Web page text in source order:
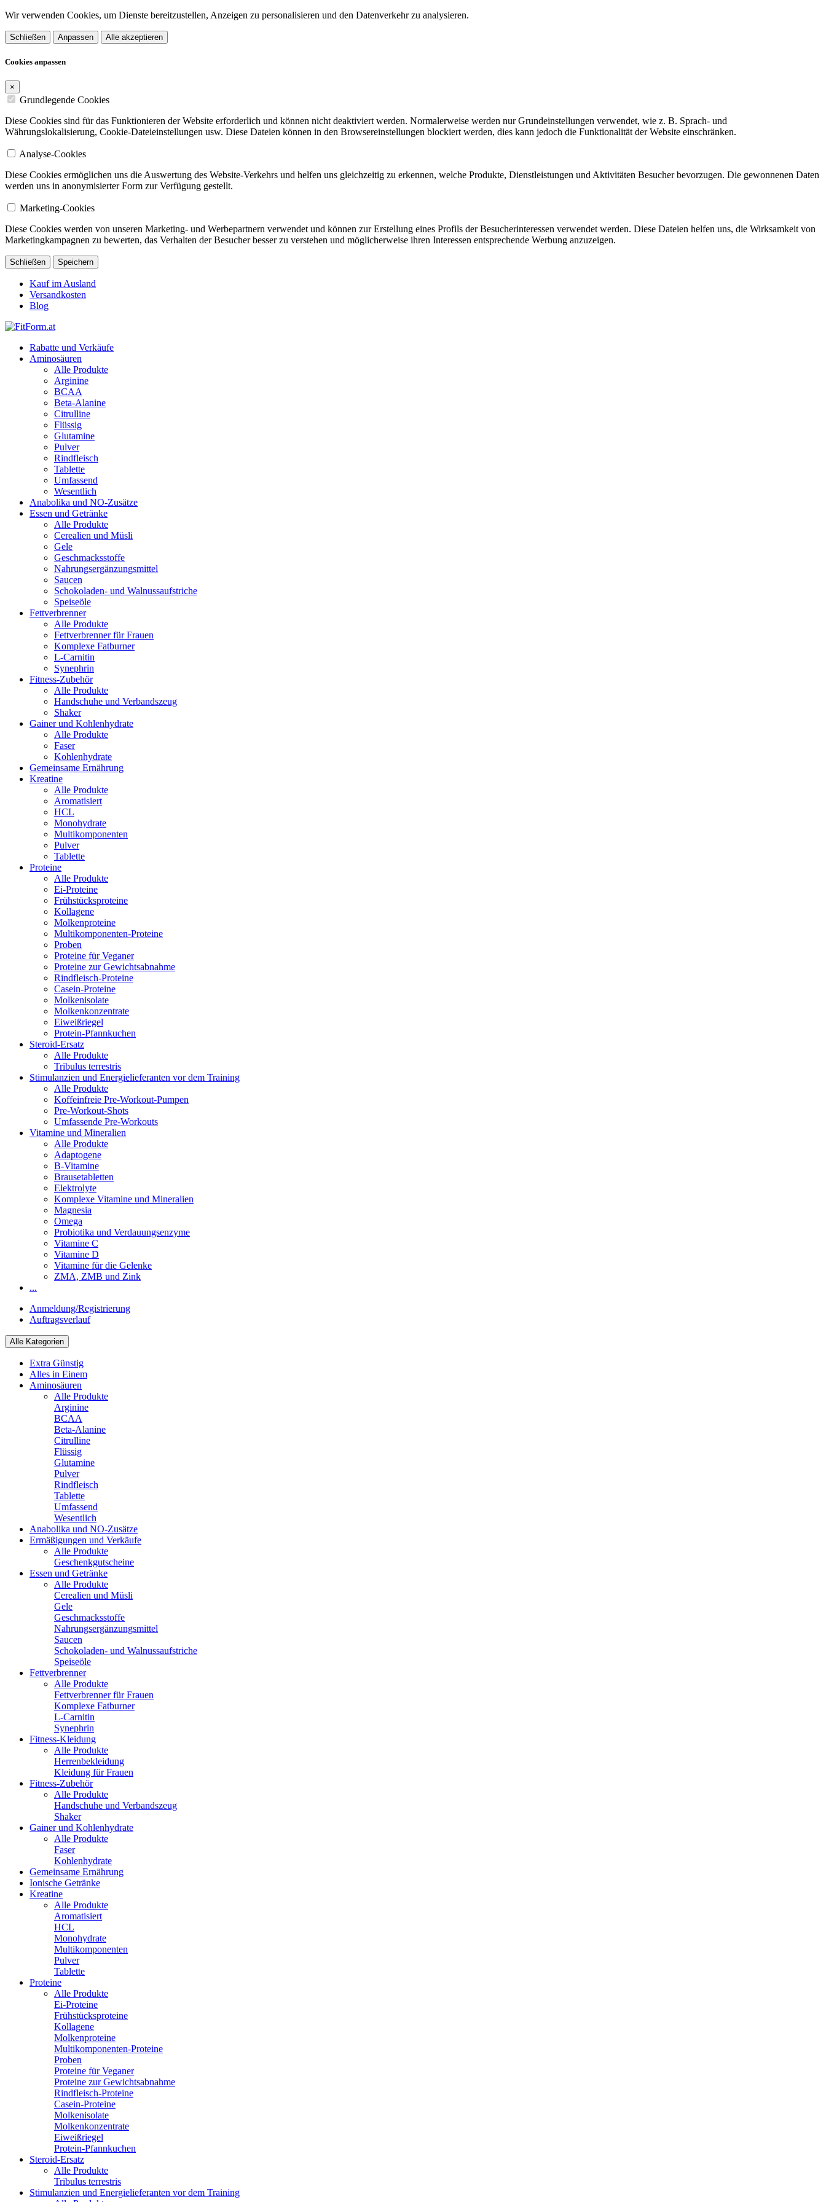
Wir verwenden Cookies, um Dienste bereitzustellen, Anzeigen zu personalisieren und den Datenverkehr zu analysieren.
Schließen Anpassen Alle akzeptieren
Cookies anpassen
×
Grundlegende Cookies
Diese Cookies sind für das Funktionieren der Website erforderlich und können nicht deaktiviert werden. Normalerweise werden nur Grundeinstellungen verwendet, wie z. B. Sprach- und
Währungslokalisierung, Cookie-Dateieinstellungen usw. Diese Dateien können in den Browsereinstellungen blockiert werden, dies kann jedoch die Funktionalität der Website einschränken.
Analyse-Cookies
Diese Cookies ermöglichen uns die Auswertung des Website-Verkehrs und helfen uns gleichzeitig zu erkennen, welche Produkte, Dienstleistungen und Aktivitäten Besucher bevorzugen. Die gewonnenen Daten
werden uns in anonymisierter Form zur Verfügung gestellt.
Marketing-Cookies
Diese Cookies werden von unseren Marketing- und Werbepartnern verwendet und können zur Erstellung eines Profils der Besucherinteressen verwendet werden. Diese Dateien helfen uns, die Wirksamkeit von
Marketingkampagnen zu bewerten, das Verhalten der Besucher besser zu verstehen und möglicherweise ihren Interessen entsprechende Werbung anzuzeigen.
Schließen Speichern
Kauf im Ausland
Versandkosten
Blog
Rabatte und Verkäufe
Aminosäuren
Alle Produkte
Arginine
BCAA
Beta-Alanine
Citrulline
Flüssig
Glutamine
Pulver
Rindfleisch
Tablette
Umfassend
Wesentlich
Anabolika und NO-Zusätze
Essen und Getränke
Alle Produkte
Cerealien und Müsli
Gele
Geschmacksstoffe
Nahrungsergänzungsmittel
Saucen
Schokoladen- und Walnussaufstriche
Speiseöle
Fettverbrenner
Alle Produkte
Fettverbrenner für Frauen
Komplexe Fatburner
L-Carnitin
Synephrin
Fitness-Zubehör
Alle Produkte
Handschuhe und Verbandszeug
Shaker
Gainer und Kohlenhydrate
Alle Produkte
Faser
Kohlenhydrate
Gemeinsame Ernährung
Kreatine
Alle Produkte
Aromatisiert
HCL
Monohydrate
Multikomponenten
Pulver
Tablette
Proteine
Alle Produkte
Ei-Proteine
Frühstücksproteine
Kollagene
Molkenproteine
Multikomponenten-Proteine
Proben
Proteine für Veganer
Proteine zur Gewichtsabnahme
Rindfleisch-Proteine
Casein-Proteine
Molkenisolate
Molkenkonzentrate
Eiweißriegel
Protein-Pfannkuchen
Steroid-Ersatz
Alle Produkte
Tribulus terrestris
Stimulanzien und Energielieferanten vor dem Training
Alle Produkte
Koffeinfreie Pre-Workout-Pumpen
Pre-Workout-Shots
Umfassende Pre-Workouts
Vitamine und Mineralien
Alle Produkte
Adaptogene
B-Vitamine
Brausetabletten
Elektrolyte
Komplexe Vitamine und Mineralien
Magnesia
Omega
Probiotika und Verdauungsenzyme
Vitamine C
Vitamine D
Vitamine für die Gelenke
ZMA, ZMB und Zink
...
Anmeldung/Registrierung
Auftragsverlauf
Alle Kategorien
Extra Günstig
Alles in Einem
Aminosäuren
Alle Produkte
Arginine
BCAA
Beta-Alanine
Citrulline
Flüssig
Glutamine
Pulver
Rindfleisch
Tablette
Umfassend
Wesentlich
Anabolika und NO-Zusätze
Ermäßigungen und Verkäufe
Alle Produkte
Geschenkgutscheine
Essen und Getränke
Alle Produkte
Cerealien und Müsli
Gele
Geschmacksstoffe
Nahrungsergänzungsmittel
Saucen
Schokoladen- und Walnussaufstriche
Speiseöle
Fettverbrenner
Alle Produkte
Fettverbrenner für Frauen
Komplexe Fatburner
L-Carnitin
Synephrin
Fitness-Kleidung
Alle Produkte
Herrenbekleidung
Kleidung für Frauen
Fitness-Zubehör
Alle Produkte
Handschuhe und Verbandszeug
Shaker
Gainer und Kohlenhydrate
Alle Produkte
Faser
Kohlenhydrate
Gemeinsame Ernährung
Ionische Getränke
Kreatine
Alle Produkte
Aromatisiert
HCL
Monohydrate
Multikomponenten
Pulver
Tablette
Proteine
Alle Produkte
Ei-Proteine
Frühstücksproteine
Kollagene
Molkenproteine
Multikomponenten-Proteine
Proben
Proteine für Veganer
Proteine zur Gewichtsabnahme
Rindfleisch-Proteine
Casein-Proteine
Molkenisolate
Molkenkonzentrate
Eiweißriegel
Protein-Pfannkuchen
Steroid-Ersatz
Alle Produkte
Tribulus terrestris
Stimulanzien und Energielieferanten vor dem Training